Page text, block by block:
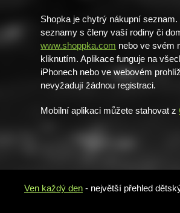
Shopka je chytrý nákupní
seznamy s členy vaší rodiny či
www.shoppka.com nebo ve svém
kliknutím. Aplikace funguje na
iPhonech nebo ve webovém
nevyžadují žádnou registraci.
Mobilní aplikaci můžete stahovat z
Ven každý den - největší přehled